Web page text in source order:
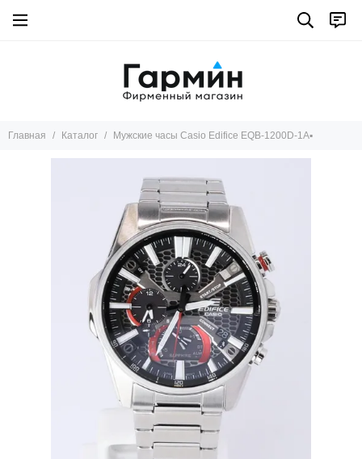
Главная Каталог Мужские часы Casio Edifice EQB-1200D-1A▪